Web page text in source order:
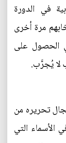
في الدورة
مرة أخرى
الحصول على
لا يُجرَّب.
تحريره من
الأسماء التي